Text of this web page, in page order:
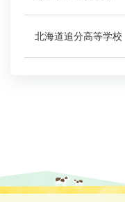
北海道追分高等学校